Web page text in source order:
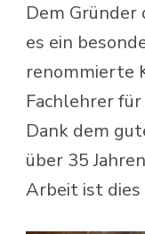
Dem Gründer
es ein
renommierte
Fachlehrer
Dank dem
über 35
Arbeit ist dies